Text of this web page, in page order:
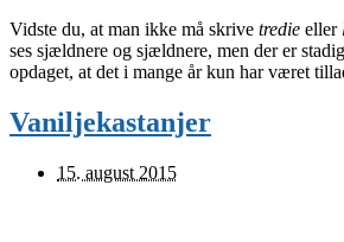
Vidste du, at man ikke må skrive tredie eller
ses sjældnere og sjældnere, men der er
opdaget, at det i mange år kun har været
Vaniljekastanjer
15. august 2015